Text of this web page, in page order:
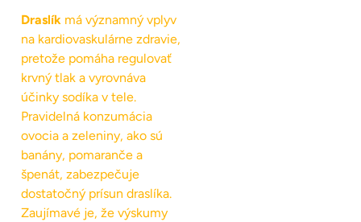
Draslík má významný vplyv
na kardiovaskulárne zdravie,
pretože pomáha regulovať
krvný tlak a vyrovnáva
účinky sodíka v tele.
Pravidelná konzumácia
ovocia a zeleniny, ako sú
banány, pomaranče a
špenát, zabezpečuje
dostatočný prísun draslíka.
Zaujímavé je, že výskumy